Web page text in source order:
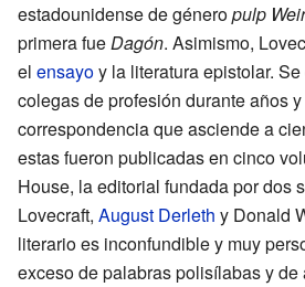
estadounidense de géneropulp
primera fueDagón. Asimismo,
el ensayoy la literatura epistolar.
colegas de profesión durante años
correspondencia que asciende a
estas fueron publicadas en cinco
House, la editorial fundada por dos
Lovecraft, August Derleth y Donald
literario es inconfundible y muy
exceso de palabras polisílabas y